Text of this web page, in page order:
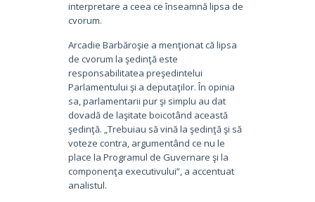
interpretare a ceea ce înseamnă lipsa de
cvorum.
Arcadie Barbăroşie a menţionat că lipsa
de cvorum la şedinţă este
responsabilitatea preşedintelui
Parlamentului şi a deputaţilor. În opinia
sa, parlamentarii pur şi simplu au dat
dovadă de laşitate boicotând această
şedinţă. „Trebuiau să vină la şedinţă şi să
voteze contra, argumentând ce nu le
place la Programul de Guvernare şi la
componenţa executivului”, a accentuat
analistul.